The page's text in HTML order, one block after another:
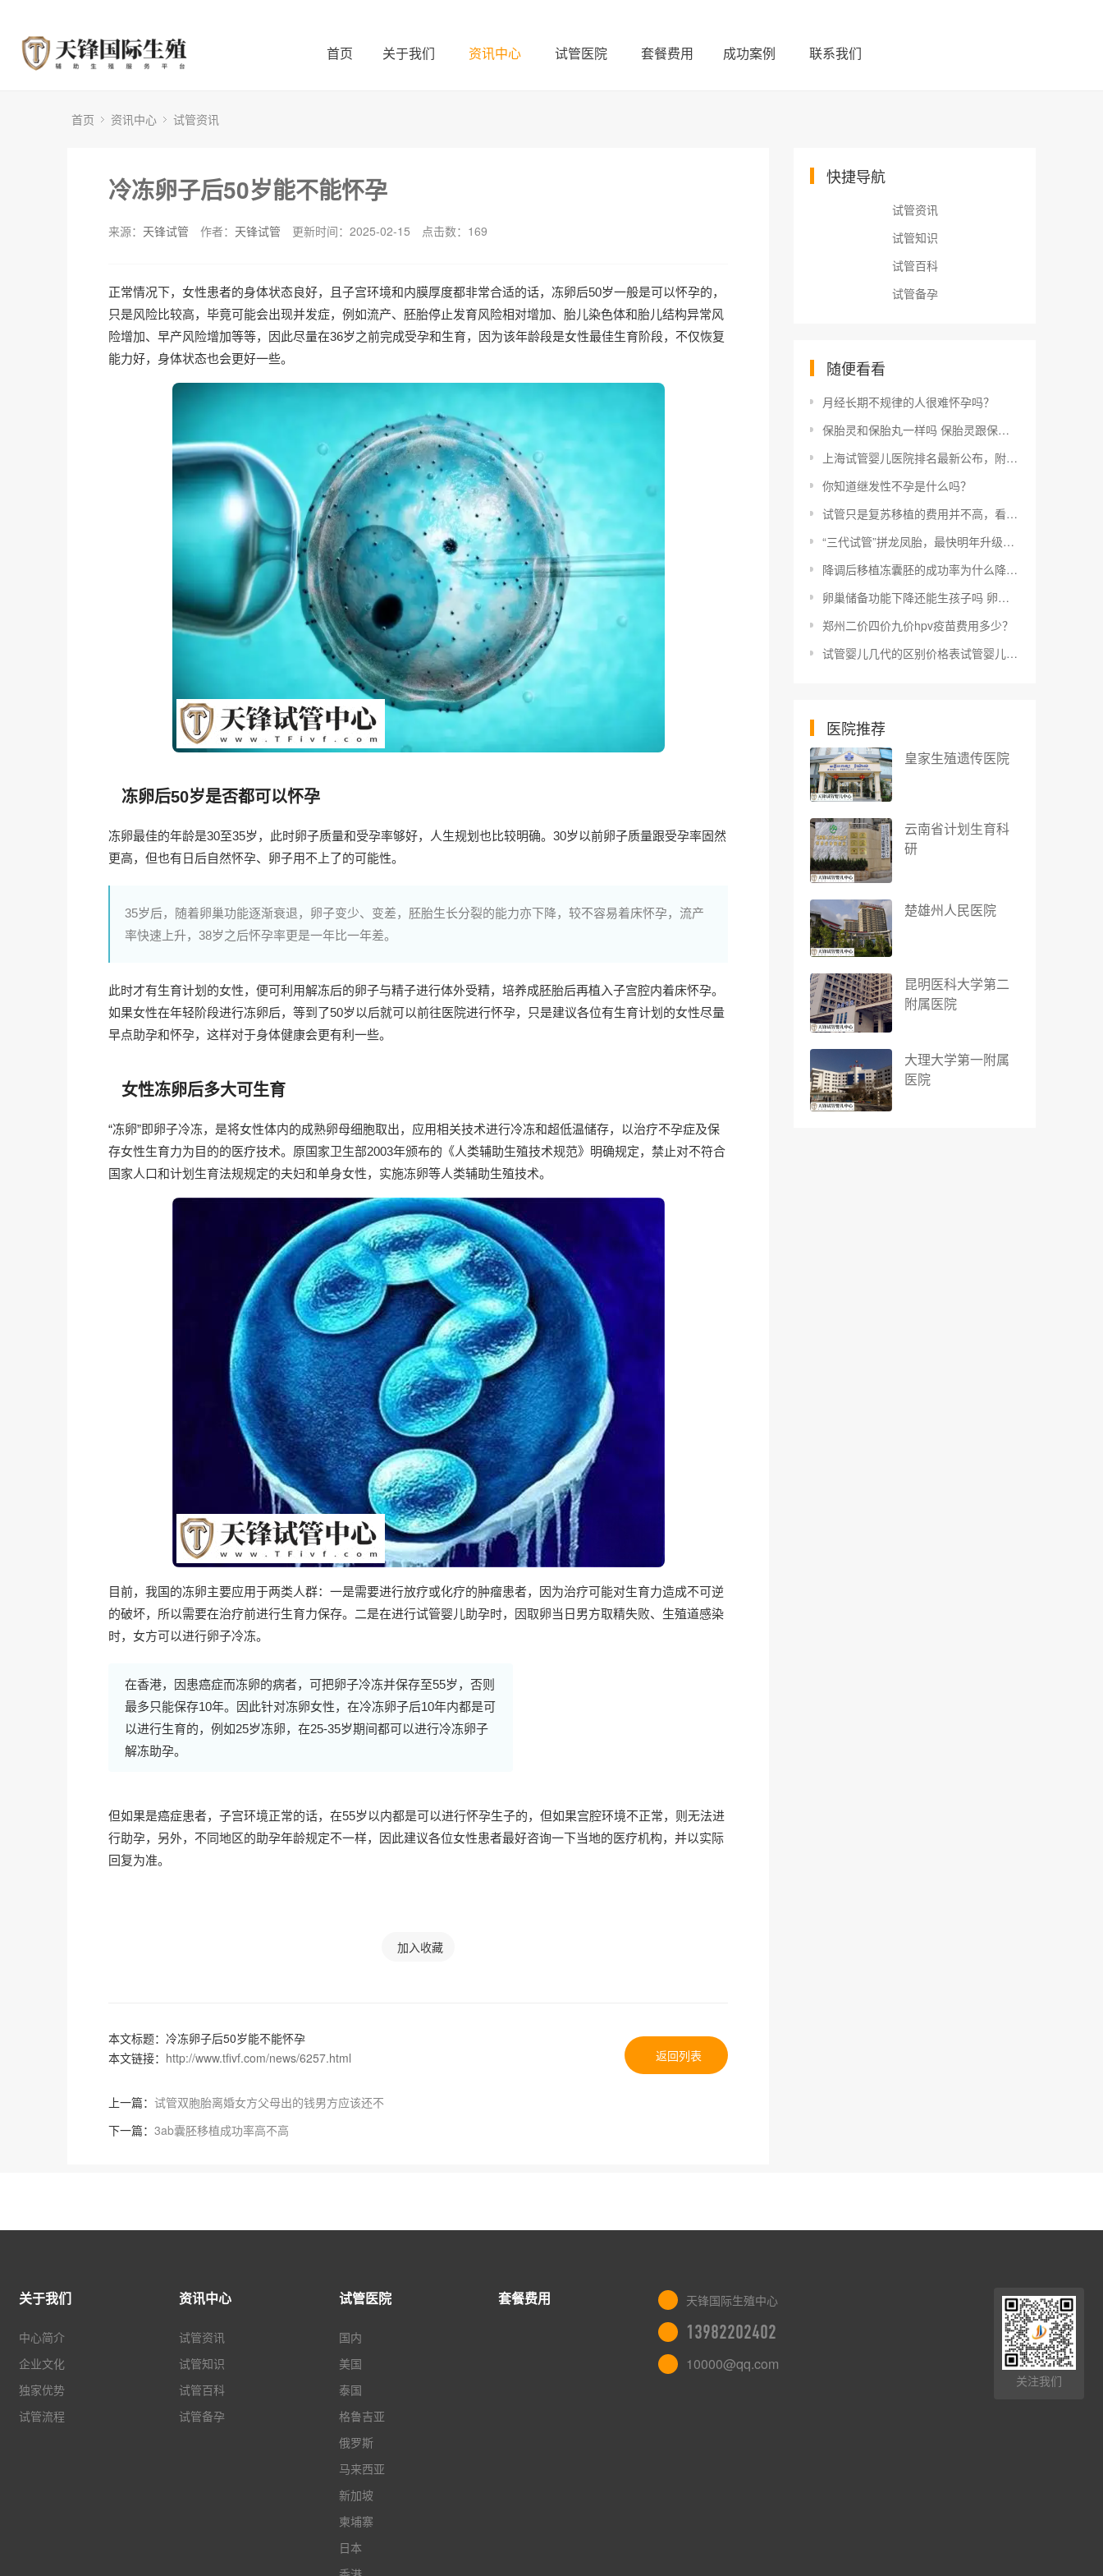
首页 关于我们 资讯中心 试管医院 套餐费用 成功案例 联系我们
首页 资讯中心 试管资讯
冷冻卵子后50岁能不能怀孕
来源： 天锋试管 作者： 天锋试管 更新时间：2025-02-15 点击数： 169
正常情况下，女性患者的身体状态良好，且子宫环境和内膜厚度都非常合适的话，冻卵后50岁一般是可以怀孕的，
只是风险比较高，毕竟可能会出现并发症，例如流产、胚胎停止发育风险相对增加、胎儿染色体和胎儿结构异常风
险增加、早产风险增加等等，因此尽量在36岁之前完成受孕和生育，因为该年龄段是女性最佳生育阶段，不仅恢复
能力好，身体状态也会更好一些。
冻卵后50岁是否都可以怀孕
冻卵最佳的年龄是30至35岁，此时卵子质量和受孕率够好，人生规划也比较明确。30岁以前卵子质量跟受孕率固然
更高，但也有日后自然怀孕、卵子用不上了的可能性。
35岁后，随着卵巢功能逐渐衰退，卵子变少、变差，胚胎生长分裂的能力亦下降，较不容易着床怀孕，流产
率快速上升，38岁之后怀孕率更是一年比一年差。
此时才有生育计划的女性，便可利用解冻后的卵子与精子进行体外受精，培养成胚胎后再植入子宫腔内着床怀孕。
如果女性在年轻阶段进行冻卵后，等到了50岁以后就可以前往医院进行怀孕，只是建议各位有生育计划的女性尽量
早点助孕和怀孕，这样对于身体健康会更有利一些。
女性冻卵后多大可生育
“冻卵”即卵子冷冻，是将女性体内的成熟卵母细胞取出，应用相关技术进行冷冻和超低温储存，以治疗不孕症及保
存女性生育力为目的的医疗技术。原国家卫生部2003年颁布的《人类辅助生殖技术规范》明确规定，禁止对不符合
国家人口和计划生育法规规定的夫妇和单身女性，实施冻卵等人类辅助生殖技术。
目前，我国的冻卵主要应用于两类人群：一是需要进行放疗或化疗的肿瘤患者，因为治疗可能对生育力造成不可逆
的破坏，所以需要在治疗前进行生育力保存。二是在进行试管婴儿助孕时，因取卵当日男方取精失败、生殖道感染
时，女方可以进行卵子冷冻。
在香港，因患癌症而冻卵的病者，可把卵子冷冻并保存至55岁，否则
最多只能保存10年。因此针对冻卵女性，在冷冻卵子后10年内都是可
以进行生育的，例如25岁冻卵，在25-35岁期间都可以进行冷冻卵子
解冻助孕。
但如果是癌症患者，子宫环境正常的话，在55岁以内都是可以进行怀孕生子的，但如果宫腔环境不正常，则无法进
行助孕，另外，不同地区的助孕年龄规定不一样，因此建议各位女性患者最好咨询一下当地的医疗机构，并以实际
回复为准。
加入收藏
本文标题：冷冻卵子后50岁能不能怀孕
本文链接： http://www.tfivf.com/news/6257.html
上一篇： 试管双胞胎离婚女方父母出的钱男方应该还不
下一篇： 3ab囊胚移植成功率高不高
返回列表
快捷导航
试管资讯
试管知识
试管百科
试管备孕
随便看看
月经长期不规律的人很难怀孕吗？
保胎灵和保胎丸一样吗 保胎灵跟保胎丸哪个好点
上海试管婴儿医院排名最新公布，附2022三代试管生男孩费用明细
你知道继发性不孕是什么吗？
试管只是复苏移植的费用并不高，看这就知道大概多少钱
“三代试管”拼龙凤胎，最快明年升级当妈，不老女神宣布暂退娱乐
降调后移植冻囊胚的成功率为什么降调后移植容易着床降调14天和28天的区别
卵巢储备功能下降还能生孩子吗 卵巢储备功能下降对女性健康的影响
郑州二价四价九价hpv疫苗费用多少？
试管婴儿几代的区别价格表试管婴儿几代区别价格试管婴儿的成功率与几代试管有关吗？越贵越好？
医院推荐
皇家生殖遗传医院
云南省计划生育科
研
楚雄州人民医院
昆明医科大学第二
附属医院
大理大学第一附属
医院
关于我们
中心简介
企业文化
独家优势
试管流程
资讯中心
试管资讯
试管知识
试管百科
试管备孕
试管医院
国内
美国
泰国
格鲁吉亚
俄罗斯
马来西亚
新加坡
柬埔寨
日本
套餐费用 天锋国际生殖中心
13982202402
10000@qq.com
关注我们